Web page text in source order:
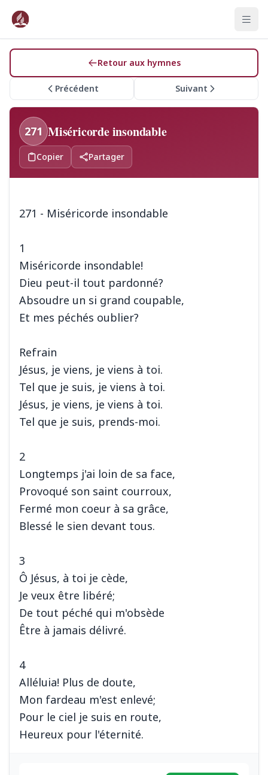
Retour aux hymnes
Précédent Suivant
271 Miséricorde insondable
Copier Partager
271 - Miséricorde insondable
1
Miséricorde insondable!
Dieu peut-il tout pardonné?
Absoudre un si grand coupable,
Et mes péchés oublier?
Refrain
Jésus, je viens, je viens à toi.
Tel que je suis, je viens à toi.
Jésus, je viens, je viens à toi.
Tel que je suis, prends-moi.
2
Longtemps j'ai loin de sa face,
Provoqué son saint courroux,
Fermé mon coeur à sa grâce,
Blessé le sien devant tous.
3
Ô Jésus, à toi je cède,
Je veux être libéré;
De tout péché qui m'obsède
Être à jamais délivré.
4
Alléluia! Plus de doute,
Mon fardeau m'est enlevé;
Pour le ciel je suis en route,